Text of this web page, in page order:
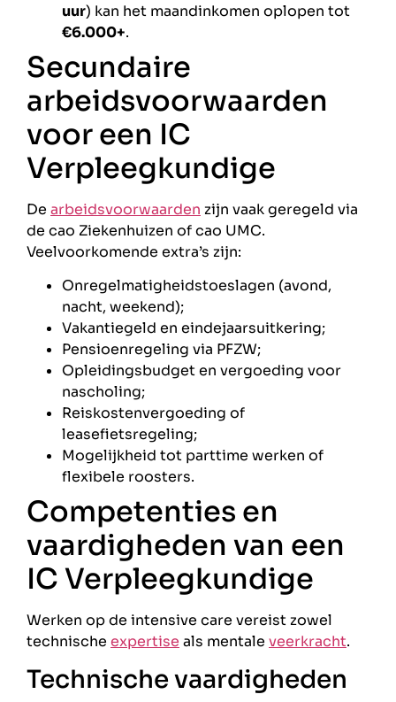
uur) kan het maandinkomen oplopen tot
€6.000+.
Secundaire
arbeidsvoorwaarden
voor een IC
Verpleegkundige
De arbeidsvoorwaarden zijn vaak geregeld via
de cao Ziekenhuizen of cao UMC.
Veelvoorkomende extra’s zijn:
Onregelmatigheidstoeslagen (avond,
nacht, weekend);
Vakantiegeld en eindejaarsuitkering;
Pensioenregeling via PFZW;
Opleidingsbudget en vergoeding voor
nascholing;
Reiskostenvergoeding of
leasefietsregeling;
Mogelijkheid tot parttime werken of
flexibele roosters.
Competenties en
vaardigheden van een
IC Verpleegkundige
Werken op de intensive care vereist zowel
technische expertise als mentale veerkracht.
Technische vaardigheden